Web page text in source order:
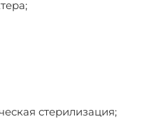
стерилизация;